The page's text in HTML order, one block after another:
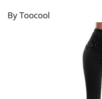
By Toocool